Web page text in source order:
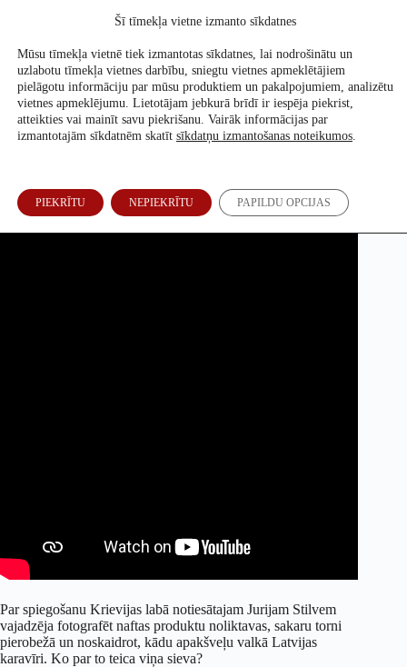
Atbalsti mūs
Latvijas otrais spiegs
Par spiegošanu Krievijas labā notiesātajam Jurijam Stilvem
vajadzēja fotografēt naftas produktu noliktavas, sakaru torni
pierobežā un noskaidrot, kādu apakšveļu valkā Latvijas
karavīri. Ko par to teica viņa sieva?
Šī tīmekļa vietne izmanto sīkdatnes
Mūsu tīmekļa vietnē tiek izmantotas sīkdatnes, lai nodrošinātu un
uzlabotu tīmekļa vietnes darbību, sniegtu vietnes apmeklētājiem
pielāgotu informāciju par mūsu produktiem un pakalpojumiem, analizētu
vietnes apmeklējumu. Lietotājam jebkurā brīdī ir iespēja piekrist,
atteikties vai mainīt savu piekrišanu. Vairāk informācijas par
izmantotajām sīkdatnēm skatīt sīkdatņu izmantošanas noteikumos.
PIEKRĪTU NEPIEKRĪTU PAPILDU OPCIJAS